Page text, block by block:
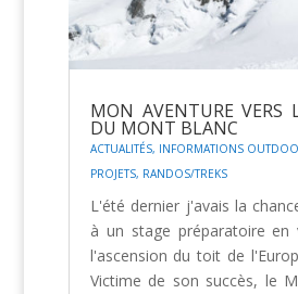
MON AVENTURE VERS
DU MONT BLANC
ACTUALITÉS, INFORMATIONS
PROJETS, RANDOS/TREKS
L'été dernier j'avais la
à un stage préparatoire en
l'ascension du toit de
Victime de son succès, le